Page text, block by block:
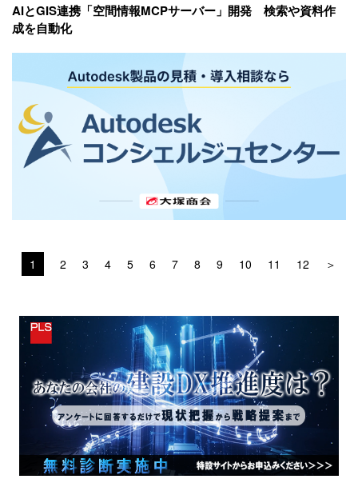
AIとGIS連携「空間情報MCPサーバー」開発
検索や資料作
成を自動化
1 2 3 4 5 6 7 8 9 10 11 12 ＞